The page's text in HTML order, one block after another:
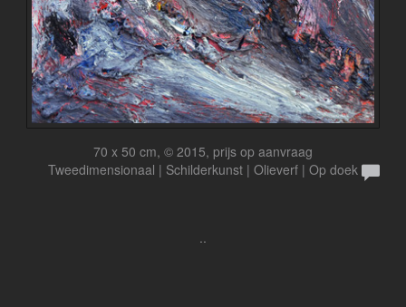
70 x 50 cm, © 2015, prijs op aanvraag
Tweedimensionaal | Schilderkunst | Olieverf | Op doek
..